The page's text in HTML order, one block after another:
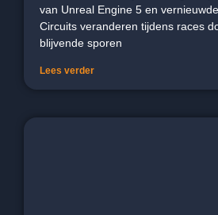
van Unreal Engine 5 en
Circuits veranderen tijdens races
blijvende sporen
Lees verder